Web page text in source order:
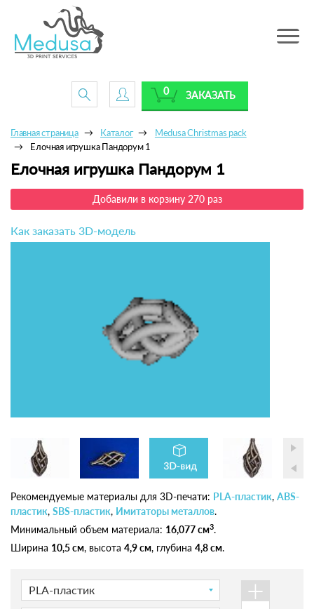
Toggle
ЗАКАЗАТЬ
0
Главная страница Каталог
Medusa Christmas pack
Елочная игрушка Пандорум 1
Елочная игрушка Пандорум 1
Добавили в корзину 270 раз
Как заказать 3D-модель
Рекомендуемые материалы для 3D-печати: PLA-пластик, ABS-
пластик, SBS-пластик, Имитаторы металлов.
Минимальный объем материала: 16,077 см3.
Ширина 10,5 см, высота 4,9 см, глубина 4,8 см.
PLA-пластик
+